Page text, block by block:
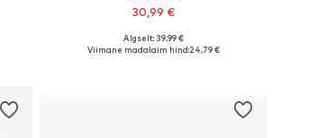
30,99 €
Saadaolevad suurused: 55-60
Algselt: 39,99 €
Viimane madalaim hind:24,79 €